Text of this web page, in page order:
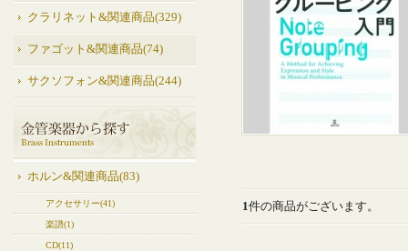
クラリネット&関連商品(329)
ファゴット&関連商品(74)
サクソフォン&関連商品(244)
ホルン&関連商品(83)
アクセサリー(41)
楽譜(1)
CD(11)
1件の商品がございます。